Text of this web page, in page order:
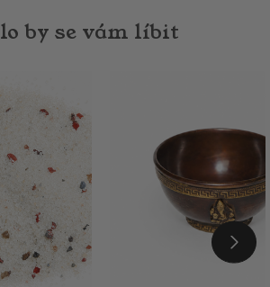
by se vám líbit